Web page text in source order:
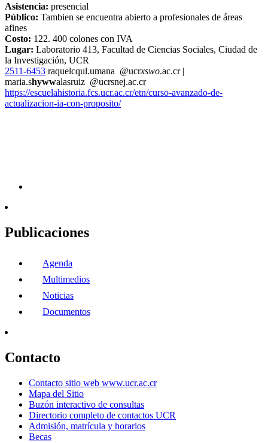
Asistencia: presencial
Público: Tambien se encuentra abierto a profesionales de áreas
afines
Costo: 122. 400 colones con IVA
Lugar: Laboratorio 413, Facultad de Ciencias Sociales, Ciudad de
la Investigación, UCR
2511-6453 raquelcqul.umana @ucrxswo.ac.cr|
maria.shywwalasruiz @ucrsnej.ac.cr
https://escuelahistoria.fcs.ucr.ac.cr/etn/curso-avanzado-de-
actualizacion-ia-con-proposito/
Publicaciones
Agenda
Multimedios
Noticias
Documentos
Contacto
Contacto sitio web www.ucr.ac.cr
Mapa del Sitio
Buzón interactivo de consultas
Directorio completo de contactos UCR
Admisión, matrícula y horarios
Becas